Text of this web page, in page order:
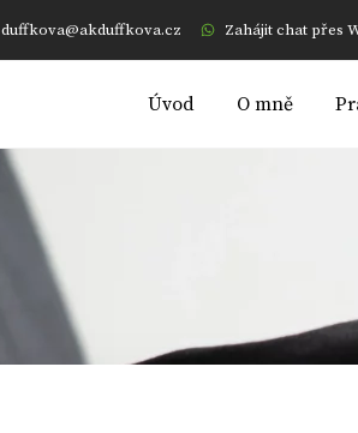
duffkova@akduffkova.cz Zahájit chat přes
Úvod O mně